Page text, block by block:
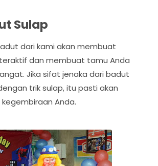
Sulap
dari kami akan membuat
dan membuat tamu Anda
Jika sifat jenaka dari badut
trik sulap, itu pasti akan
Anda.